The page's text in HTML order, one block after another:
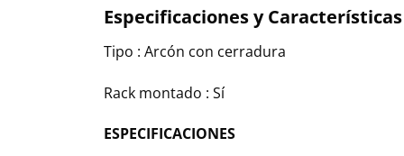
Especificaciones y Características
Tipo : Arcón con cerradura
Rack montado : Sí
ESPECIFICACIONES